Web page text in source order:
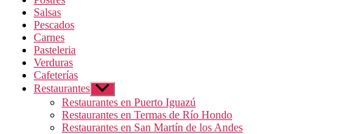
Salsas
Pescados
Carnes
Pasteleria
Verduras
Cafeterías
Restaurantes Mostrar
el
submenú
Restaurantes en Puerto Iguazú
Restaurantes en Termas de Río Hondo
Restaurantes en San Martín de los Andes